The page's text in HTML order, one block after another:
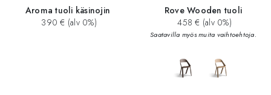
Aroma tuoli käsinojin
390 € (alv 0%)
Rove Wooden tuoli
458 € (alv 0%)
Saatavilla myös muita vaihtoehtoja.